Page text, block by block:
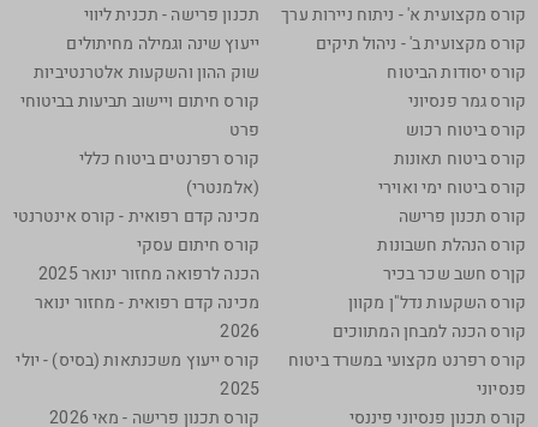
קורס מקצועית א' - ניתוח ניירות ערך
קורס מקצועית ב' - ניהול תיקים
קורס יסודות הביטוח
קורס גמר פנסיוני
קורס ביטוח רכוש
קורס ביטוח תאונות
קורס ביטוח ימי ואוירי
קורס תכנון פרישה
קורס הנהלת חשבונות
קןרס חשב שכר בכיר
קורס השקעות נדל"ן מקוון
קורס הכנה למבחן המתווכים
קורס רפרנט מקצועי במשרד ביטוח
פנסיוני
קורס תכנון פנסיוני פיננסי
תכנון פרישה - תכנית ליווי
ייעוץ שינה וגמילה מחיתולים
שוק ההון והשקעות אלטרנטיביות
קורס חיתום ויישוב תביעות בביטוחי
פרט
קורס רפרנטים ביטוח כללי
(אלמנטרי)
מכינה קדם רפואית - קורס אינטרנטי
קורס חיתום עסקי
הכנה לרפואה מחזור ינואר 2025
מכינה קדם רפואית - מחזור ינואר
2026
קורס ייעוץ משכנתאות (בסיס) - יולי
2025
קורס תכנון פרישה - מאי 2026